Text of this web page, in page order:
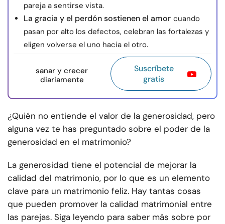
pareja a sentirse vista.
La gracia y el perdón sostienen el amor cuando
pasan por alto los defectos, celebran las fortalezas y
eligen volverse el uno hacia el otro.
sanar y crecer
diariamente
Suscríbete
gratis
¿Quién no entiende el valor de la generosidad, pero
alguna vez te has preguntado sobre el poder de la
generosidad en el matrimonio?
La generosidad tiene el potencial de mejorar la
calidad del matrimonio, por lo que es un elemento
clave para un matrimonio feliz. Hay tantas cosas
que pueden promover la calidad matrimonial entre
las parejas. Siga leyendo para saber más sobre por